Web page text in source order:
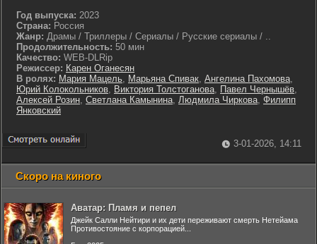
Год выпуска: 2023
Страна: Россия
Жанр: Драмы / Триллеры / Сериалы / Русские сериалы / ..
Продолжительность: 50 мин
Качество: WEB-DLRip
Режиссер: Карен Оганесян
В ролях: Мария Мацель, Марьяна Спивак, Ангелина Пахомова,
Юрий Колокольников, Виктория Толстоганова, Павел Чернышёв,
Алексей Розин, Светлана Камынина, Людмила Чиркова, Филипп
Янковский
3-01-2026, 14:11
Скоро на киного
Аватар: Пламя и пепел
Джейк Салли Нейтири и их дети переживают смерть Нетейама
Противостояние с корпорацией...